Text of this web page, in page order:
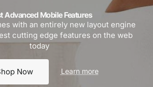
Advanced Mobile Features
with an entirely new layout engine
cutting edge features on the web
today
Now Learn more